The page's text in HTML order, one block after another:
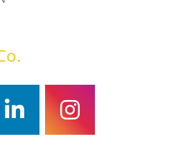
linkedininstagram